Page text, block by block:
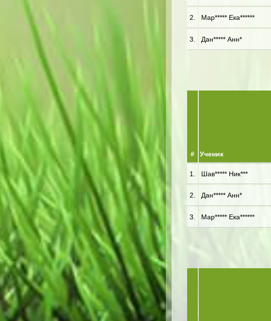
2. Мар***** Ека******
3. Дан***** Анн*
# Ученик
1. Шав***** Ник***
2. Дан***** Анн*
3. Мар***** Ека******